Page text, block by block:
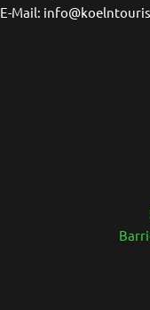
E-Mail: